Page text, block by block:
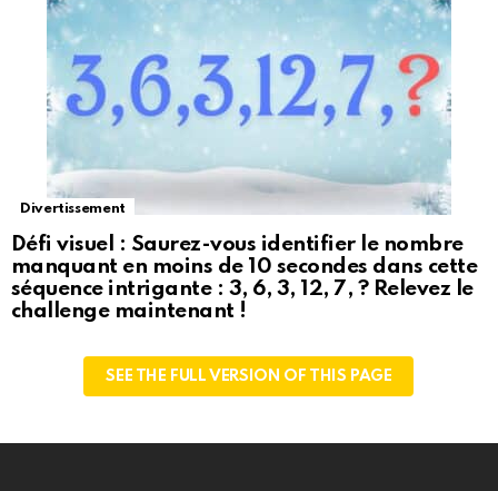
Divertissement
Défi visuel : Saurez-vous identifier le nombre
manquant en moins de 10 secondes dans cette
séquence intrigante : 3, 6, 3, 12, 7, ? Relevez le
challenge maintenant !
SEE THE FULL VERSION OF THIS PAGE